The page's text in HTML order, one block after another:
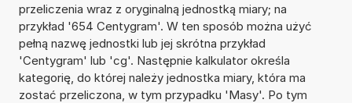
przeliczenia wraz z oryginalną jednostką miary; na
przykład '654 Centygram'. W ten sposób można użyć
pełną nazwę jednostki lub jej skrótna przykład
'Centygram' lub 'cg'. Następnie kalkulator określa
kategorię, do której należy jednostka miary, która ma
zostać przeliczona, w tym przypadku 'Masy'. Po tym